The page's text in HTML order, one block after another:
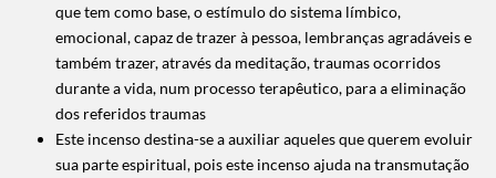
que tem como base, o estímulo do sistema límbico,
emocional, capaz de trazer à pessoa, lembranças agradáveis e
também trazer, através da meditação, traumas ocorridos
durante a vida, num processo terapêutico, para a eliminação
dos referidos traumas
Este incenso destina-se a auxiliar aqueles que querem evoluir
sua parte espiritual, pois este incenso ajuda na transmutação